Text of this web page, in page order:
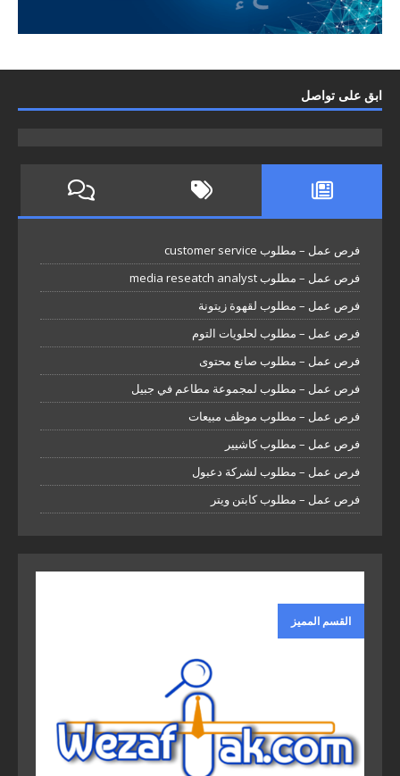
ابق على تواصل
فرص عمل – مطلوب customer service
فرص عمل – مطلوب media reseatch analyst
فرص عمل – مطلوب لقهوة زيتونة
فرص عمل – مطلوب لحلويات التوم
فرص عمل – مطلوب صانع محتوى
فرص عمل – مطلوب لمجموعة مطاعم في جبيل
فرص عمل – مطلوب موظف مبيعات
فرص عمل – مطلوب كاشيير
فرص عمل – مطلوب لشركة دعبول
فرص عمل – مطلوب كابتن ويتر
القسم المميز